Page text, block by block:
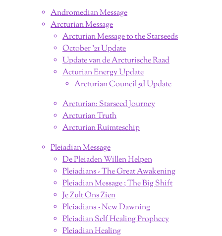
Andromedian Message
Arcturian Message
Arcturian Message to the Starseeds
October '21 Update
Update van de Arcturische Raad
Acturian Energy Update
Arcturian Council 5d Update
Arcturian: Starseed Journey
Arcturian Truth
Arcturian Ruimteschip
Pleiadian Message
De Pleiaden Willen Helpen
Pleiadians - The Great Awakening
Pleiadian Message ; The Big Shift
Je Zult Ons Zien
Pleiadians - New Dawning
Pleiadian Self Healing Prophecy
Pleiadian Healing